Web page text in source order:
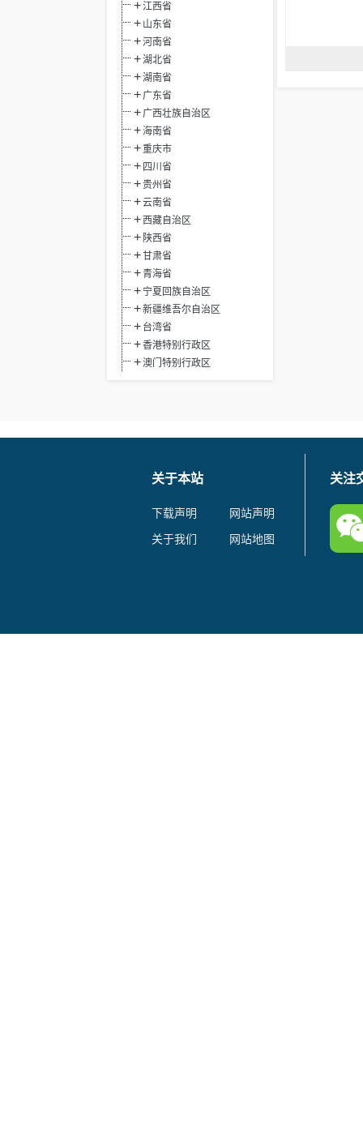
江西省
山东省
河南省
湖北省
湖南省
广东省
广西壮族自治区
海南省
重庆市
四川省
贵州省
云南省
西藏自治区
陕西省
甘肃省
青海省
宁夏回族自治区
新疆维吾尔自治区
台湾省
香港特别行政区
澳门特别行政区
关于本站
下载声明
网站声明
关于我们
网站地图
关注